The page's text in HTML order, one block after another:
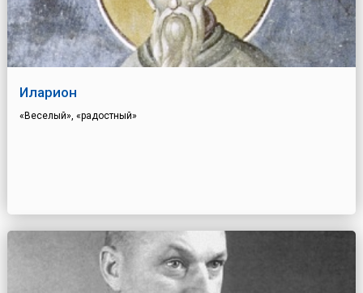
Иларион
«Веселый», «радостный»